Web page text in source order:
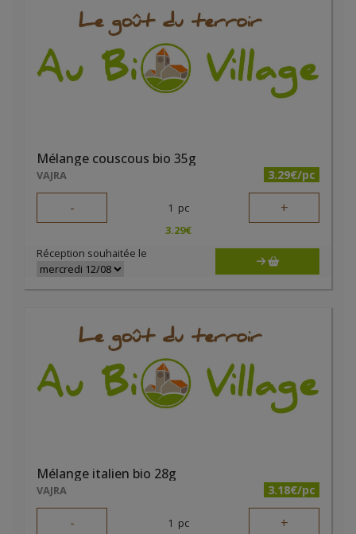
Mélange couscous bio 35g
VAJRA 3.29€/pc
- 1 pc +
3.29€
Réception souhaitée le
Mélange italien bio 28g
VAJRA 3.18€/pc
- 1 pc +